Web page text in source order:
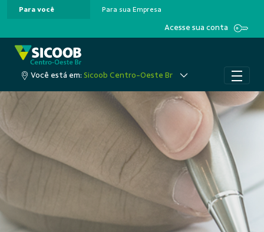
Pular para o Conteúdo principal
Para você Para sua Empresa
Acesse sua conta
Você está em: Sicoob Centro-Oeste Br